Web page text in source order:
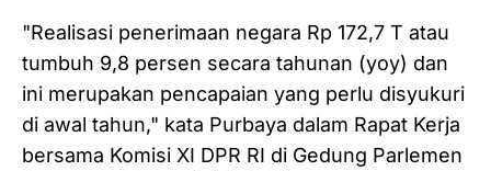
"Realisasi penerimaan negara Rp 172,7 T atau
tumbuh 9,8 persen secara tahunan (yoy) dan
ini merupakan pencapaian yang perlu disyukuri
di awal tahun," kata Purbaya dalam Rapat Kerja
bersama Komisi XI DPR RI di Gedung Parlemen